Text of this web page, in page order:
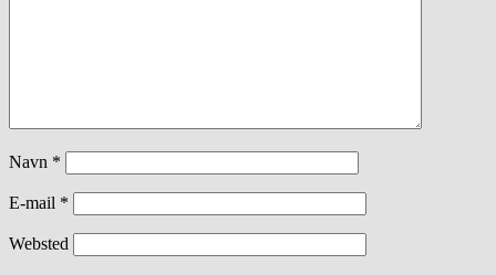
Navn *
E-mail *
Websted